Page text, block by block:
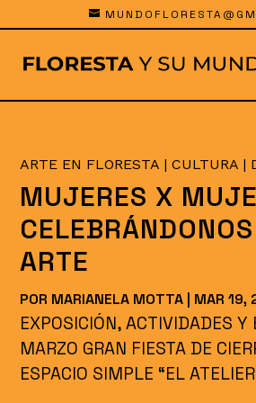
ARTE EN FLORESTA |CULTURA |
MUJERES X
ARTE
POR MARIANELA MOTTA MAR 19,
EXPOSICIÓN, ACTIVIDADES Y
MARZO GRAN FIESTA DE
ESPACIO SIMPLE “EL